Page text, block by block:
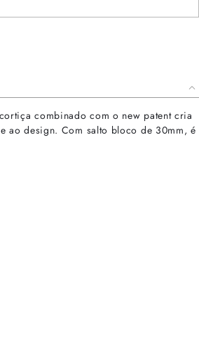
combinado com o new patent cria
ao design. Com salto bloco de 30mm, é